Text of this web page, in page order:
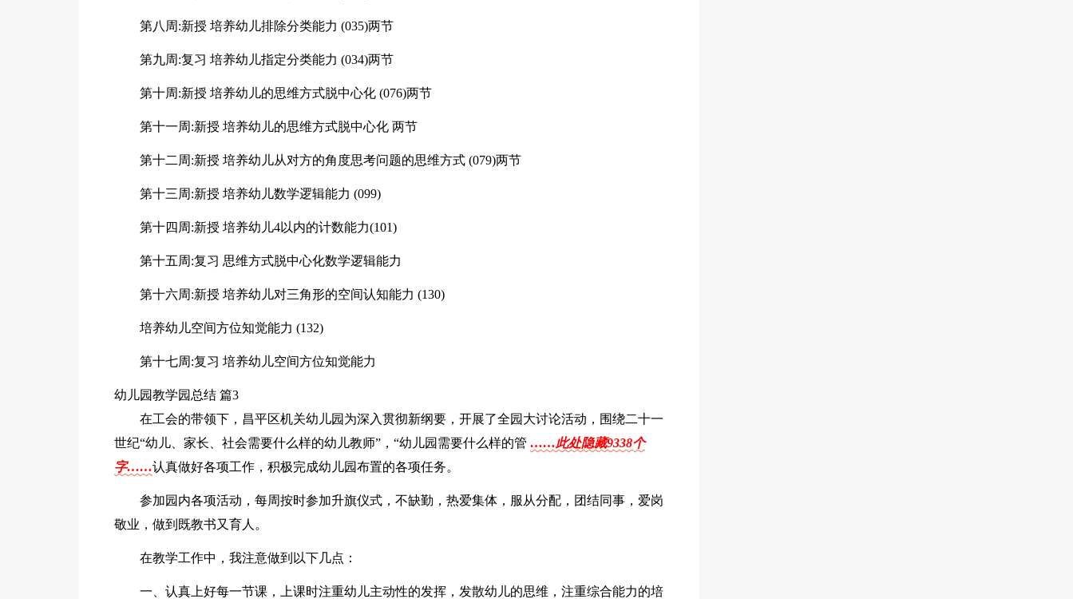
第八周:新授 培养幼儿排除分类能力 (035)两节
第九周:复习 培养幼儿指定分类能力 (034)两节
第十周:新授 培养幼儿的思维方式脱中心化 (076)两节
第十一周:新授 培养幼儿的思维方式脱中心化 两节
第十二周:新授 培养幼儿从对方的角度思考问题的思维方式 (079)两节
第十三周:新授 培养幼儿数学逻辑能力 (099)
第十四周:新授 培养幼儿4以内的计数能力(101)
第十五周:复习 思维方式脱中心化数学逻辑能力
第十六周:新授 培养幼儿对三角形的空间认知能力 (130)
培养幼儿空间方位知觉能力 (132)
第十七周:复习 培养幼儿空间方位知觉能力
幼儿园教学园总结 篇3
在工会的带领下，昌平区机关幼儿园为深入贯彻新纲要，开展了全园大讨论活动，围绕二十一
世纪“幼儿、家长、社会需要什么样的幼儿教师”，“幼儿园需要什么样的管……此处隐藏9338个
字……认真做好各项工作，积极完成幼儿园布置的各项任务。
参加园内各项活动，每周按时参加升旗仪式，不缺勤，热爱集体，服从分配，团结同事，爱岗
敬业，做到既教书又育人。
在教学工作中，我注意做到以下几点：
一、认真上好每一节课，上课时注重幼儿主动性的发挥，发散幼儿的思维，注重综合能力的培